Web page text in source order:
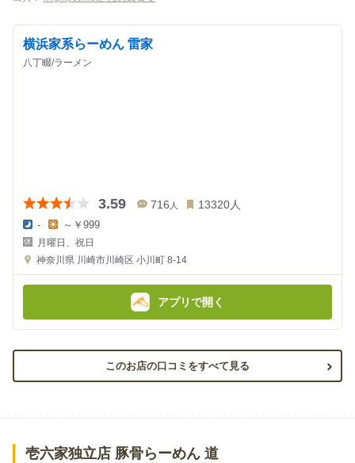
横浜家系らーめん 雷家
八丁畷/ラーメン
3.59 716 人 13320人
夜
の
金
-
昼
の
金
額
～￥999
月曜日、祝日
神奈川県 川崎市川崎区 小川町 8-14
アプリで開く
このお店の口コミをすべて見る
壱六家独立店 豚骨らーめん 道